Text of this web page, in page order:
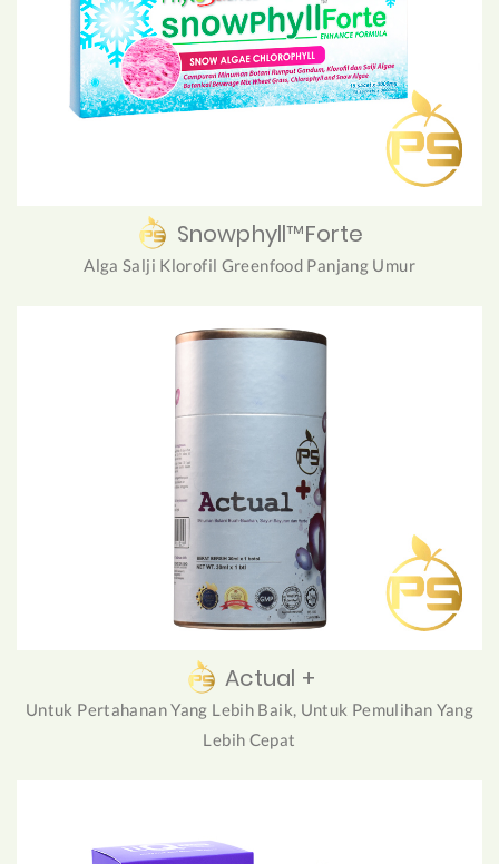
Snowphyll™Forte
Alga Salji Klorofil Greenfood Panjang Umur
Actual +
Untuk Pertahanan Yang Lebih Baik, Untuk Pemulihan Yang
Lebih Cepat